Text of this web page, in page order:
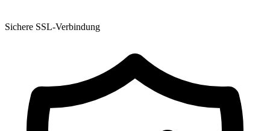
Sichere SSL-Verbindung